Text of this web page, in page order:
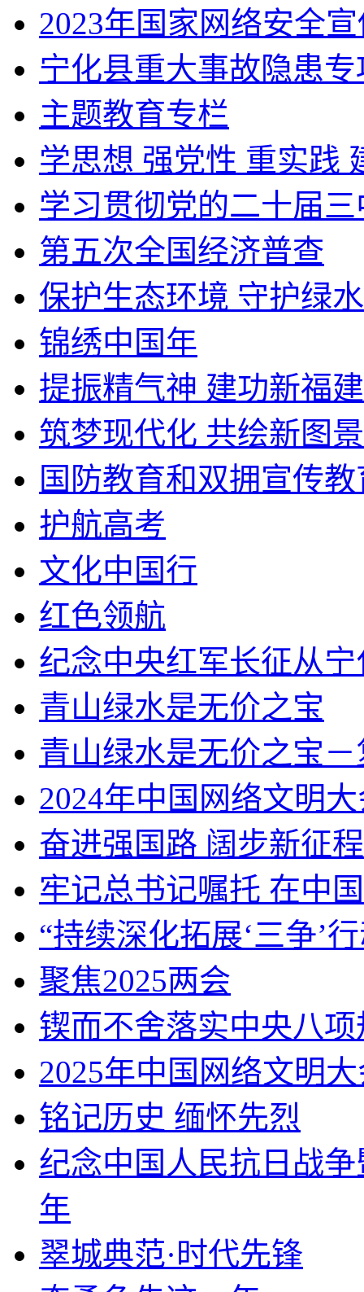
2023年国家网络安全
宁化县重大事故隐患
主题教育专栏
学思想 强党性 重实践
学习贯彻党的二十届
第五次全国经济普查
保护生态环境 守护绿
锦绣中国年
提振精气神 建功新福建
筑梦现代化 共绘新图景
国防教育和双拥宣传
护航高考
文化中国行
红色领航
纪念中央红军长征从
青山绿水是无价之宝
青山绿水是无价之宝－
2024年中国网络文明
奋进强国路 阔步新征程
牢记总书记嘱托 在中
“持续深化拓展‘三争’
聚焦2025两会
锲而不舍落实中央八
2025年中国网络文明
铭记历史 缅怀先烈
纪念中国人民抗日战
年
翠城典范·时代先锋